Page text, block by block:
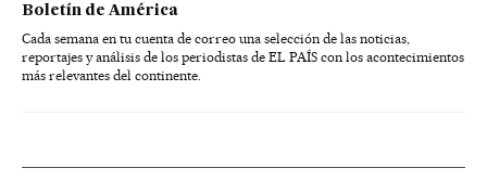
Boletín de América
Cada semana en tu cuenta de correo una selección de las noticias,
reportajes y análisis de los periodistas de EL PAÍS con los acontecimientos
más relevantes del continente.